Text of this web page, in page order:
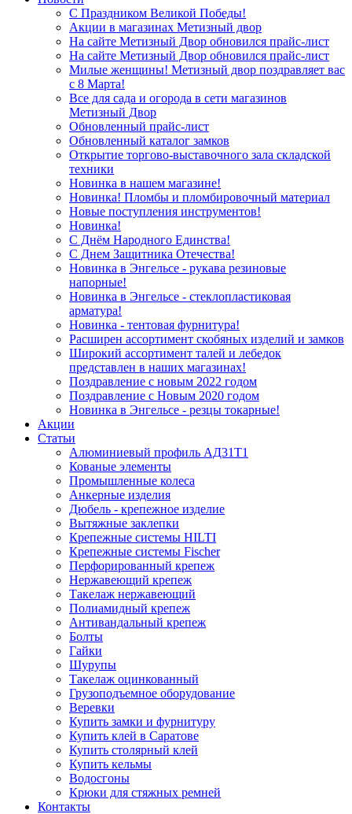
С Праздником Великой Победы!
Акции в магазинах Метизный двор
На сайте Метизный Двор обновился прайс-лист
На сайте Метизный Двор обновился прайс-лист
Милые женщины! Метизный двор поздравляет вас
с 8 Марта!
Все для сада и огорода в сети магазинов
Метизный Двор
Обновленный прайс-лист
Обновленный каталог замков
Открытие торгово-выставочного зала складской
техники
Новинка в нашем магазине!
Новинка! Пломбы и пломбировочный материал
Новые поступления инструментов!
Новинка!
С Днём Народного Единства!
С Днем Защитника Отечества!
Новинка в Энгельсе - рукава резиновые
напорные!
Новинка в Энгельсе - стеклопластиковая
арматура!
Новинка - тентовая фурнитура!
Расширен ассортимент скобяных изделий и замков
Широкий ассортимент талей и лебедок
представлен в наших магазинах!
Поздравление с новым 2022 годом
Поздравление с Новым 2020 годом
Новинка в Энгельсе - резцы токарные!
Акции
Статьи
Алюминиевый профиль АД31Т1
Кованые элементы
Промышленные колеса
Анкерные изделия
Дюбель - крепежное изделие
Вытяжные заклепки
Крепежные системы HILTI
Крепежные системы Fischer
Перфорированный крепеж
Нержавеющий крепеж
Такелаж нержавеющий
Полиамидный крепеж
Антивандальный крепеж
Болты
Гайки
Шурупы
Такелаж оцинкованный
Грузоподъемное оборудование
Веревки
Купить замки и фурнитуру
Купить клей в Саратове
Купить столярный клей
Купить кельмы
Водосгоны
Крюки для стяжных ремней
Контакты